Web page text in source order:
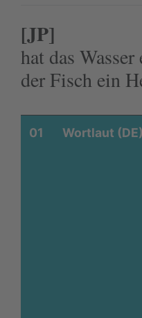
[JP]
hat das
der Fisch ein
01 Wortlaut (DE)